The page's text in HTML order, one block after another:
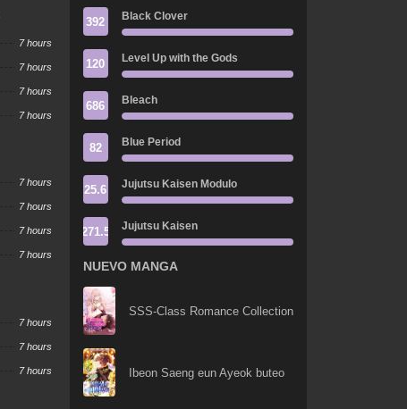
7 hours
7 hours
7 hours
7 hours
7 hours
7 hours
7 hours
7 hours
7 hours
7 hours
7 hours
392 Black Clover
120 Level Up with the Gods
686 Bleach
82 Blue Period
25.6 Jujutsu Kaisen Modulo
271.5 Jujutsu Kaisen
NUEVO MANGA
SSS-Class Romance Collection
Ibeon Saeng eun Ayeok buteo